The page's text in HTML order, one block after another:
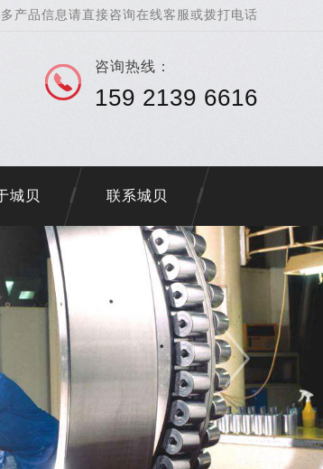
产品信息请直接咨询在线客服或拨打电话
咨询热线：
159 2139 6616
城贝 联系城贝